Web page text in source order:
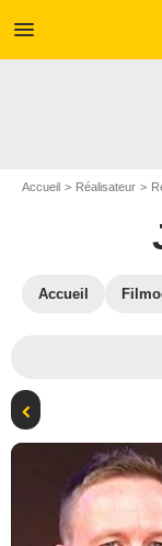
menu
Accueil Réalisateur
Accueil